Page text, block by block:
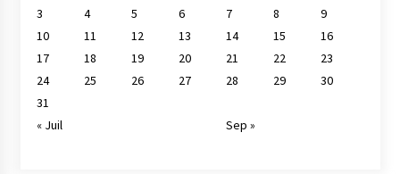
3
4 5 6 7 8
9
10
11 12 13 14 15
16
17
18 19 20 21 22
23
24
25 26 27 28 29
30
31
« Juil
Sep »